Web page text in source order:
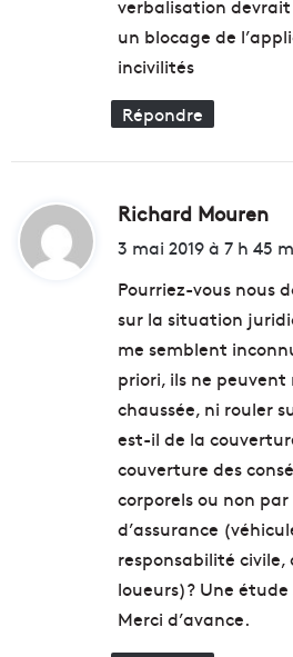
verbalisation
un blocage de
incivilités
Répondre
Richard Mouren
i
3 mai 2019 à 7 h 45
Pourriez-vous nous
sur la situation
me semblent
priori, ils ne peuvent
chaussée, ni rouler
est-il de la
couverture des
corporels ou non
d’assurance
responsabilité civile,
loueurs)? Une
Merci d’avance.